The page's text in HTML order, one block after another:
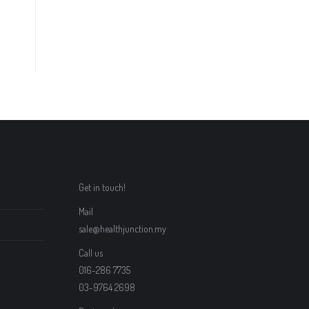
Get in touch!
Mail
sale@healthjunction.my
Call us
016-286 7735
03-9764 2698